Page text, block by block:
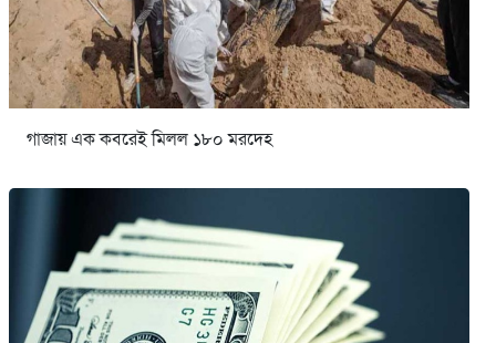
গাজায় এক কবরেই মিলল ১৮০ মরদেহ